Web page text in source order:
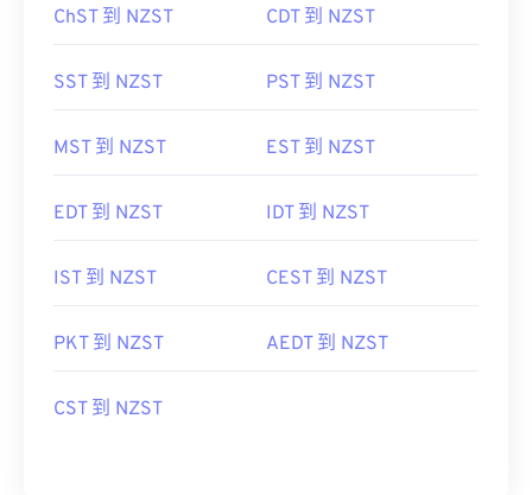
ChST 到 NZST CDT 到 NZST
SST 到 NZST PST 到 NZST
MST 到 NZST EST 到 NZST
EDT 到 NZST IDT 到 NZST
IST 到 NZST CEST 到 NZST
PKT 到 NZST AEDT 到 NZST
CST 到 NZST